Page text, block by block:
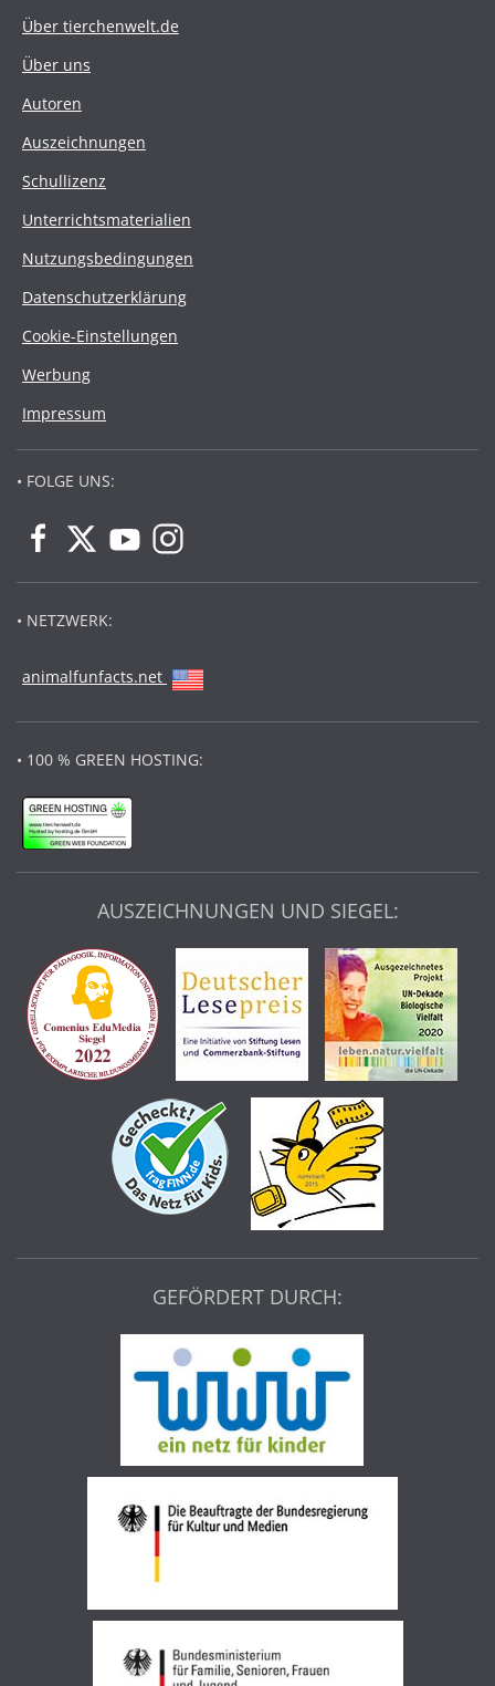
Über tierchenwelt.de
Über uns
Autoren
Auszeichnungen
Schullizenz
Unterrichtsmaterialien
Nutzungsbedingungen
Datenschutzerklärung
Cookie-Einstellungen
Werbung
Impressum
• FOLGE UNS:
• NETZWERK:
animalfunfacts.net
• 100 % GREEN HOSTING:
AUSZEICHNUNGEN UND SIEGEL:
GEFÖRDERT DURCH: